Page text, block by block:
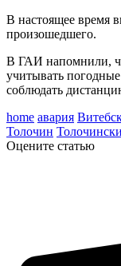
В настоящее время
произошедшего.
В ГАИ напомнили,
учитывать
соблюдать
home авария
Толочин
Оцените статью